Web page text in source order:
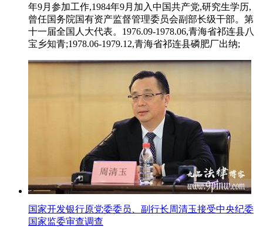
年9月参加工作,1984年9月加入中国共产党,研究生学历,
曾任国务院国有资产监督管理委员会副部长级干部。第
十一届全国人大代表。1976.09-1978.06,青海省祁连县八
宝乡知青;1978.06-1979.12,青海省祁连县磷肥厂出纳;
国家开发银行原党委委员、副行长周清玉接受中央纪委
国家监委审查调查